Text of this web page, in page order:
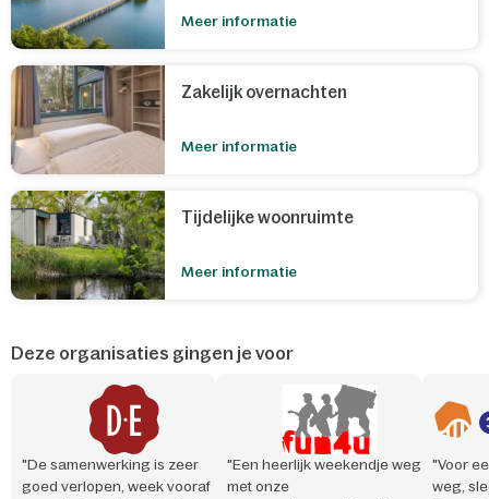
Meer informatie
Zakelijk overnachten
Meer informatie
Tijdelijke woonruimte
Meer informatie
Deze organisaties gingen je voor
"De samenwerking is zeer
goed verlopen, week vooraf
"Een heerlijk weekendje weg
met onze
"Voor
weg,